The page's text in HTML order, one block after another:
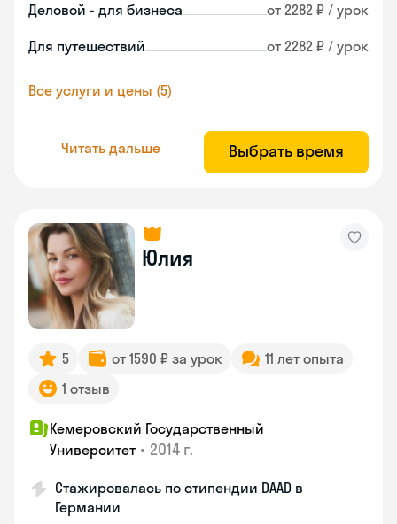
Деловой - для бизнеса от 2282 ₽ / урок
Для путешествий от 2282 ₽ / урок
Все услуги и цены (5)
Читать дальше Выбрать время
Юлия
5 от 1590 ₽ за урок
11 лет опыта
1 отзыв
Кемеровский Государственный
Университет • 2014 г.
Стажировалась по стипендии DAAD в
Германии